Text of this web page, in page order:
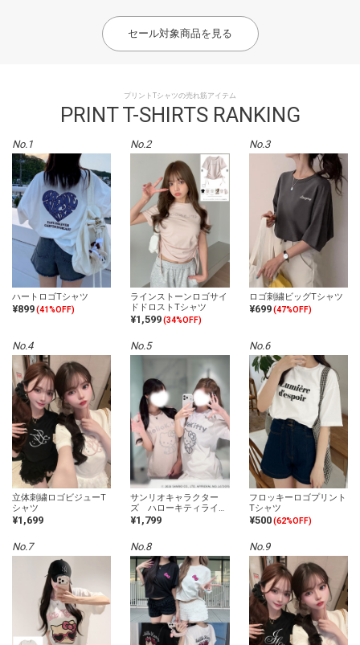
セール対象商品を見る
プリントTシャツの売れ筋アイテム
PRINT T-SHIRTS RANKING
No.1
ハートロゴTシャツ
¥899(41%OFF)
No.2
ラインストーンロゴサイ
ドドロストTシャツ
¥1,599 (34%OFF)
No.3
ロゴ刺繍ビッグTシャツ
¥699 (47%OFF)
No.4
立体刺繍ロゴビジューT
シャツ
¥1,699
No.5
サンリオキャラクター
ズ ハローキティライン
ストーンTシャツ
¥1,799
No.6
フロッキーロゴプリント
Tシャツ
¥500 (62%OFF)
No.7 No.8 No.9